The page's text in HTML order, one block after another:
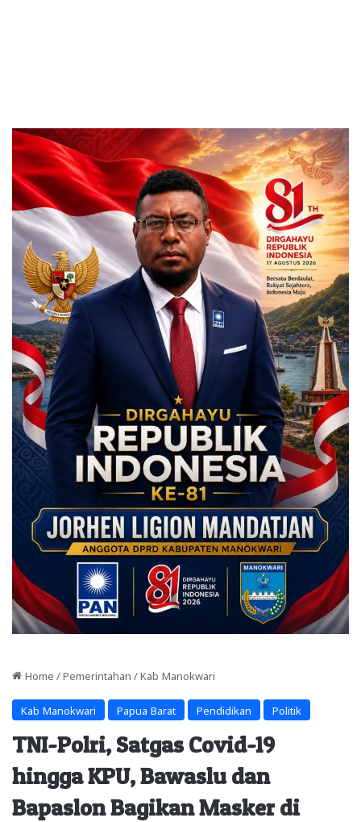
Home / Pemerintahan / Kab Manokwari
Kab Manokwari Papua Barat Pendidikan Politik
TNI-Polri, Satgas Covid-19
hingga KPU, Bawaslu dan
Bapaslon Bagikan Masker di